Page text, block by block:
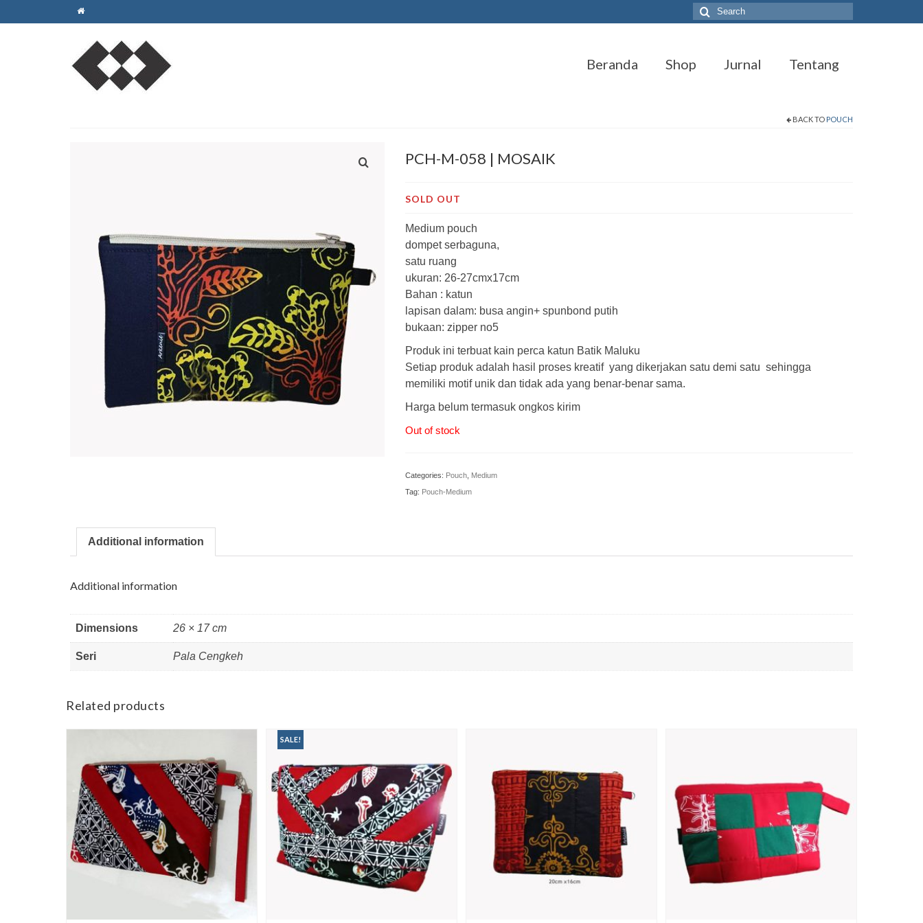
Search
for:
Beranda Shop Jurnal Tentang
BACK TO POUCH
PCH-M-058 | MOSAIK
SOLD OUT
Medium pouch
dompet serbaguna,
satu ruang
ukuran: 26-27cmx17cm
Bahan : katun
lapisan dalam: busa angin+ spunbond putih
bukaan: zipper no5
Produk ini terbuat kain perca katun Batik Maluku
Setiap produk adalah hasil proses kreatif yang dikerjakan satu demi satu sehingga
memiliki motif unik dan tidak ada yang benar-benar sama.
Harga belum termasuk ongkos kirim
Out of stock
Categories: Pouch, Medium
Tag: Pouch-Medium
Additional information
Additional information
Dimensions 26 × 17 cm
Seri Pala Cengkeh
Related products
SALE!